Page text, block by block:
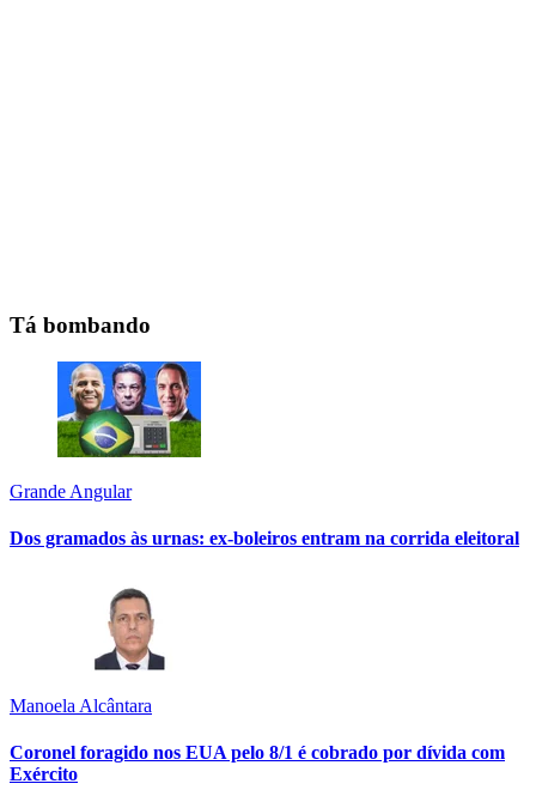
Tá bombando
Grande Angular
Dos gramados às urnas: ex-boleiros entram na corrida eleitoral
Manoela Alcântara
Coronel foragido nos EUA pelo 8/1 é cobrado por dívida com
Exército